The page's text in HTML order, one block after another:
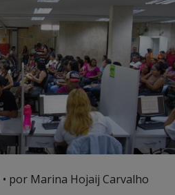
• por Marina Hojaij Carvalho